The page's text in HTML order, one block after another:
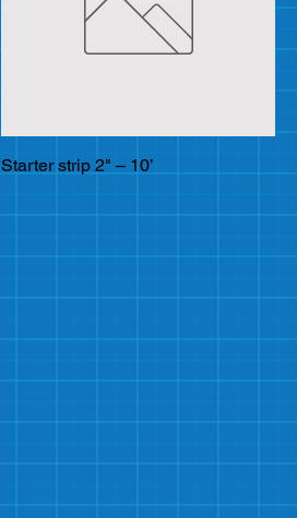
Starter strip 2" – 10’